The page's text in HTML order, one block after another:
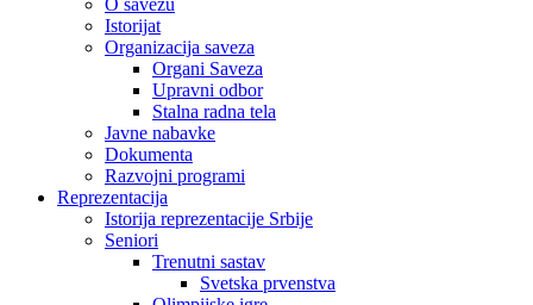
O savezu
Istorijat
Organizacija saveza
Organi Saveza
Upravni odbor
Stalna radna tela
Javne nabavke
Dokumenta
Razvojni programi
Reprezentacija
Istorija reprezentacije Srbije
Seniori
Trenutni sastav
Svetska prvenstva